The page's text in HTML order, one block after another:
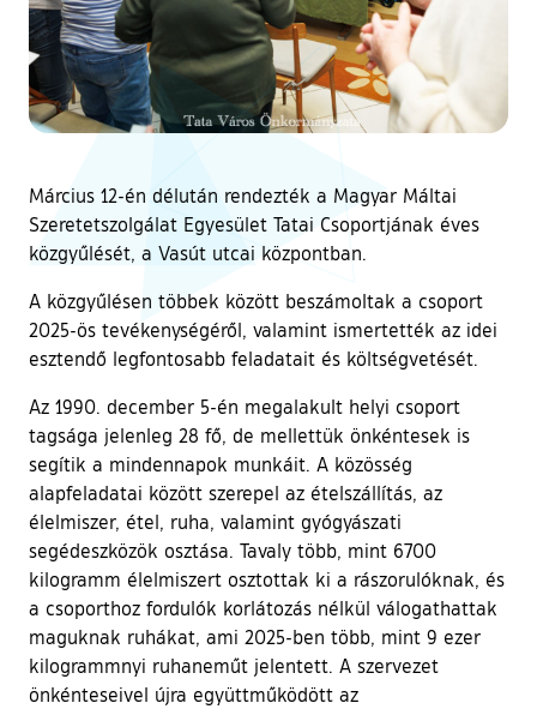
Március 12-én délután rendezték a Magyar Máltai
Szeretetszolgálat Egyesület Tatai Csoportjának éves
közgyűlését, a Vasút utcai központban.
A közgyűlésen többek között beszámoltak a csoport
2025-ös tevékenységéről, valamint ismertették az idei
esztendő legfontosabb feladatait és költségvetését.
Az 1990. december 5-én megalakult helyi csoport
tagsága jelenleg 28 fő, de mellettük önkéntesek is
segítik a mindennapok munkáit. A közösség
alapfeladatai között szerepel az ételszállítás, az
élelmiszer, étel, ruha, valamint gyógyászati
segédeszközök osztása. Tavaly több, mint 6700
kilogramm élelmiszert osztottak ki a rászorulóknak, és
a csoporthoz fordulók korlátozás nélkül válogathattak
maguknak ruhákat, ami 2025-ben több, mint 9 ezer
kilogrammnyi ruhaneműt jelentett. A szervezet
önkénteseivel újra együttműködött az